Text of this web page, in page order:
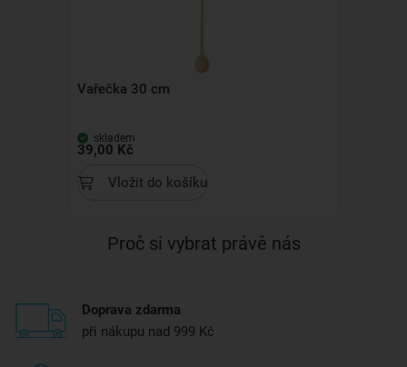
Vařečka 30 cm
skladem
39,00 Kč
Vložit do košíku
Proč si vybrat právě nás
Doprava zdarma
při nákupu nad 999 Kč